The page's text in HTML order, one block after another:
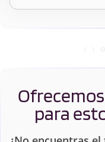
para